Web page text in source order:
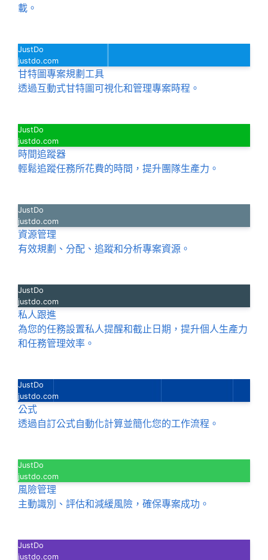
載。
JustDo
justdo.com
甘特圖專案規劃工具
透過互動式甘特圖可視化和管理專案時程。
JustDo
justdo.com
時間追蹤器
輕鬆追蹤任務所花費的時間，提升團隊生產力。
JustDo
justdo.com
資源管理
有效規劃、分配、追蹤和分析專案資源。
JustDo
justdo.com
私人跟進
為您的任務設置私人提醒和截止日期，提升個人生產力
和任務管理效率。
JustDo
justdo.com
公式
透過自訂公式自動化計算並簡化您的工作流程。
JustDo
justdo.com
風險管理
主動識別、評估和減緩風險，確保專案成功。
JustDo
justdo.com